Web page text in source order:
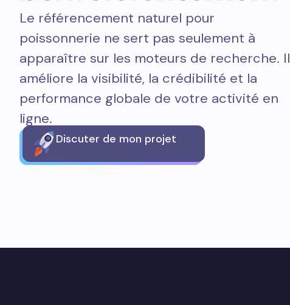
Le référencement naturel pour
poissonnerie ne sert pas seulement à
apparaître sur les moteurs de recherche. Il
améliore la visibilité, la crédibilité et la
performance globale de votre activité en
ligne.
Discuter de mon projet